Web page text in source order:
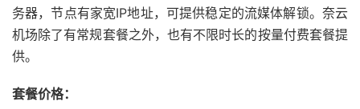
务器，节点有家宽IP地址，可提供稳定的流媒体解锁。奈云
机场除了有常规套餐之外，也有不限时长的按量付费套餐提
供。
套餐价格：